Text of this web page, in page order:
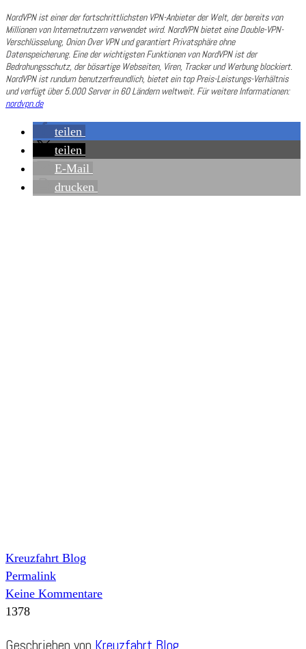
NordVPN ist einer der fortschrittlichsten VPN-Anbieter der Welt, der bereits von
Millionen von Internetnutzern verwendet wird. NordVPN bietet eine Double-VPN-
Verschlüsselung, Onion Over VPN und garantiert Privatsphäre ohne
Datenspeicherung. Eine der wichtigsten Funktionen von NordVPN ist der
Bedrohungsschutz, der bösartige Webseiten, Viren, Tracker und Werbung blockiert.
NordVPN ist rundum benutzerfreundlich, bietet ein top Preis-Leistungs-Verhältnis
und verfügt über 5.000 Server in 60 Ländern weltweit. Für weitere Informationen:
nordvpn.de
teilen
teilen
E-Mail
drucken
Kreuzfahrt Blog
Permalink
Keine Kommentare
1378